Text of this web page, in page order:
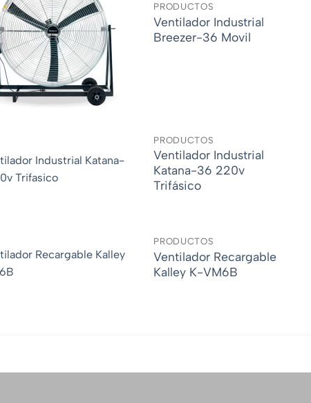
PRODUCTOS
Ventilador Industrial
Breezer-36 Movil
PRODUCTOS
Ventilador Industrial
Katana-36 220v
Trifásico
PRODUCTOS
Ventilador Recargable
Kalley K-VM6B